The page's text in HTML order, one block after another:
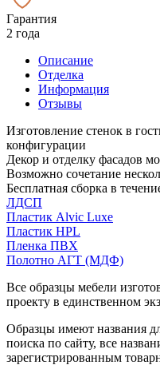
Гарантия
2 года
Описание
Отделка
Информация
Отзывы
Изготовление стенок в
конфигурации
Декор и отделку фасадов
Возможно сочетание
Бесплатная сборка в
ЛДСП
Пластик Alvic Luxe
Пластик HPL
Пленка ПВХ
Полотно АГТ (МДФ)
Все образцы мебели
проекту в единственном
Образцы имеют названия
поиска по сайту, все
зарегистрированным